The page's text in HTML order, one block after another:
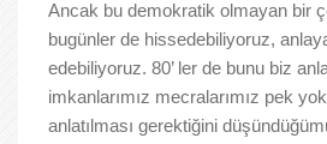
Ancak bu demokratik olmayan bir
bugünler de hissedebiliyoruz,
edebiliyoruz. 80’ ler de bunu biz
imkanlarımız mecralarımız pek
anlatılması gerektiğini